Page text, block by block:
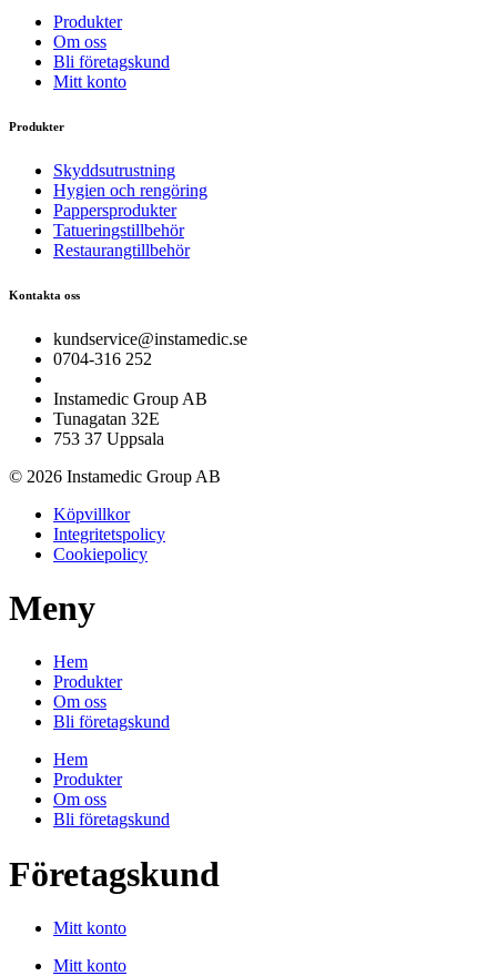
Produkter
Om oss
Bli företagskund
Mitt konto
Produkter
Skyddsutrustning
Hygien och rengöring
Pappersprodukter
Tatueringstillbehör
Restaurangtillbehör
Kontakta oss
kundservice@instamedic.se
0704-316 252
Instamedic Group AB
Tunagatan 32E
753 37 Uppsala
© 2026 Instamedic Group AB
Köpvillkor
Integritetspolicy
Cookiepolicy
Meny
Hem
Produkter
Om oss
Bli företagskund
Hem
Produkter
Om oss
Bli företagskund
Företagskund
Mitt konto
Mitt konto